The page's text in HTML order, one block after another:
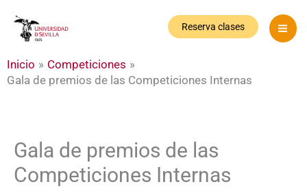
Reserva clases
Inicio
Competiciones
Gala de premios de las Competiciones Internas
Gala de premios de las
Competiciones Internas